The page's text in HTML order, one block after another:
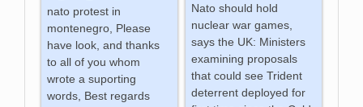
Nato should hold
nuclear war games,
says the UK: Ministers
examining proposals
that could see Trident
deterrent deployed for
nato protest in
montenegro, Please
have look, and thanks
to all of you whom
wrote a suporting
words, Best regards